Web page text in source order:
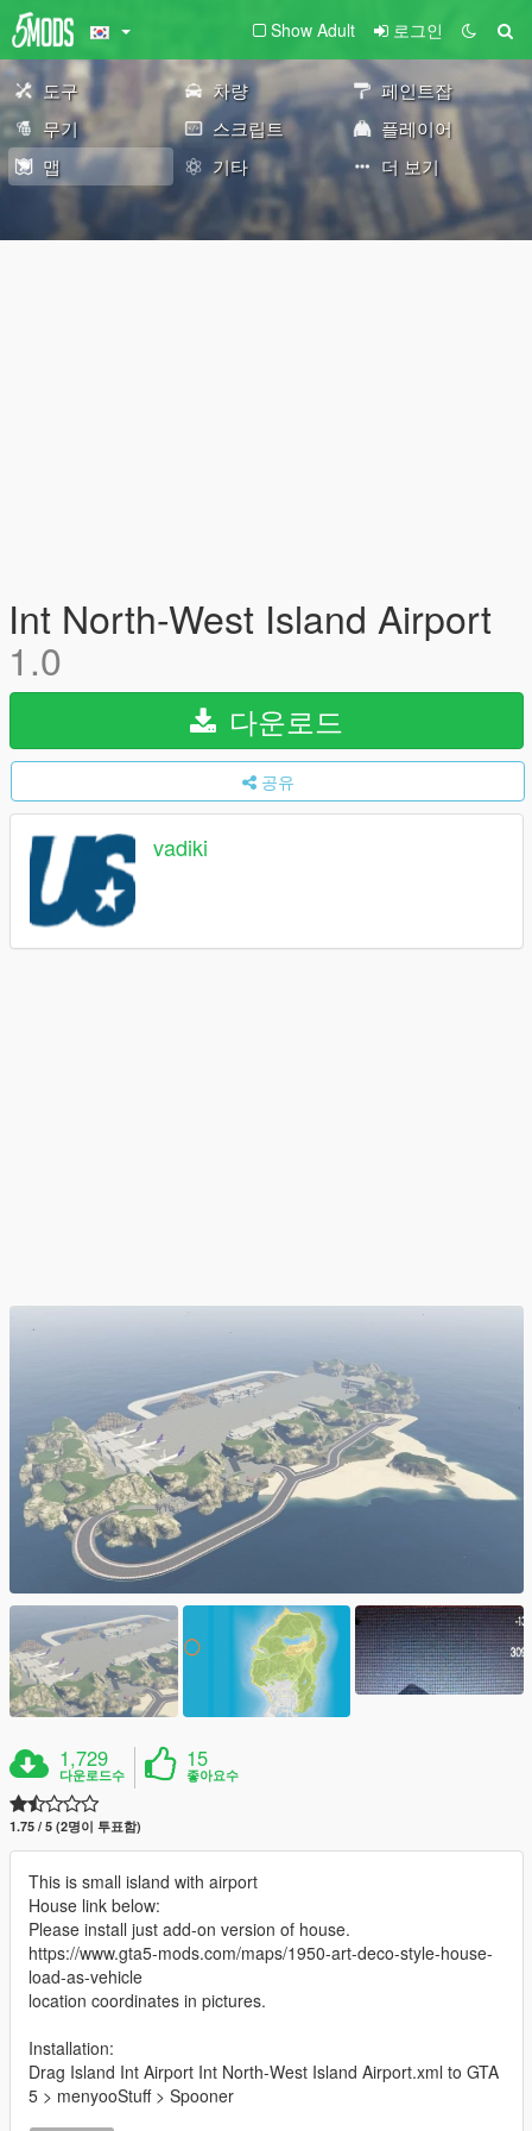
Show Adult 로그인
도구 차량
페인트잡
무기
스크립트
플레이어
맵
기타 더 보기
Int North-West Island Airport
1.0
다운로드
공유
vadiki
1,729
다운로드수
15
좋아요수
1.75 / 5 (2명이 투표함)
This is small island with airport
House link below:
Please install just add-on version of house.
https://www.gta5-mods.com/maps/1950-art-deco-style-house-
load-as-vehicle
location coordinates in pictures.
Installation:
Drag Island Int Airport Int North-West Island Airport.xml to GTA
5 > menyooStuff > Spooner